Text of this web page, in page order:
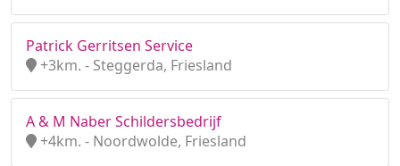
Patrick Gerritsen Service
+3km. - Steggerda, Friesland
A & M Naber Schildersbedrijf
+4km. - Noordwolde, Friesland